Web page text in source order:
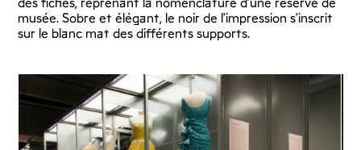
des fiches, reprenant la nomenclature d’une réserve de
musée. Sobre et élégant, le noir de l’impression s’inscrit
sur le blanc mat des différents supports.